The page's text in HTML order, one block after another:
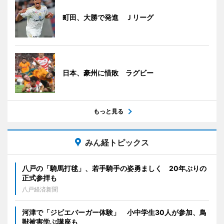
町田、大勝で発進 Ｊリーグ
日本、豪州に惜敗 ラグビー
もっと見る
みん経トピックス
八戸の「騎馬打毬」、若手騎手の姿勇ましく 20年ぶりの
正式参拝も
八戸経済新聞
河津で「ジビエバーガー体験」 小中学生30人が参加、鳥
獣被害学ぶ講座も